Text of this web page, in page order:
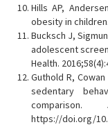
Hills AP,
obesity in
Bucksch J,
adolescent
Health.
Guthold R,
sedentary
comparison.
https://doi.org/